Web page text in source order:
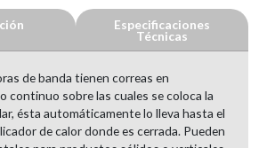
Especificaciones
Técnicas
de banda tienen correas en
continuo sobre las cuales se coloca la
ésta automáticamente lo lleva hasta el
de calor donde es cerrada. Pueden